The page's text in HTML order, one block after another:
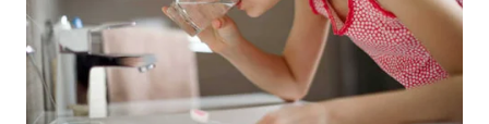
HEALTH
WAHANA
DESA